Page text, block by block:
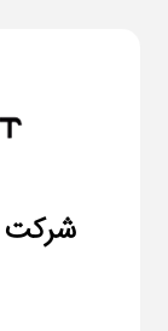
شرکت